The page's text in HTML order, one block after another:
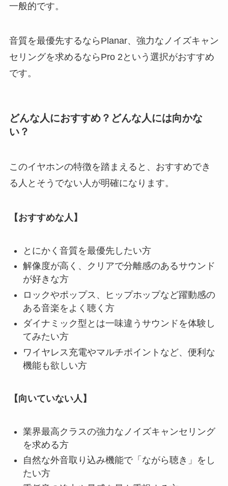
一般的です。
音質を最優先するならPlanar、強力なノイズキャン
セリングを求めるならPro 2という選択がおすすめ
です。
どんな人におすすめ？どんな人には向かな
い？
このイヤホンの特徴を踏まえると、おすすめでき
る人とそうでない人が明確になります。
【おすすめな人】
とにかく音質を最優先したい方
解像度が高く、クリアで分離感のあるサウンド
が好きな方
ロックやポップス、ヒップホップなど躍動感の
ある音楽をよく聴く方
ダイナミック型とは一味違うサウンドを体験し
てみたい方
ワイヤレス充電やマルチポイントなど、便利な
機能も欲しい方
【向いていない人】
業界最高クラスの強力なノイズキャンセリング
を求める方
自然な外音取り込み機能で「ながら聴き」をし
たい方